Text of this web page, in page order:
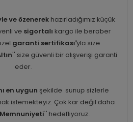
ve özenerekhazırladığımız küçük
ve sigortalı kargo ile beraber
garanti sertifikası'yla size
'' size güvenli bir alışverişi garanti
eder.
en uygun şekilde sunup sizlerle
istemekteyiz. Çok kar değil daha
'' hedefliyoruz.